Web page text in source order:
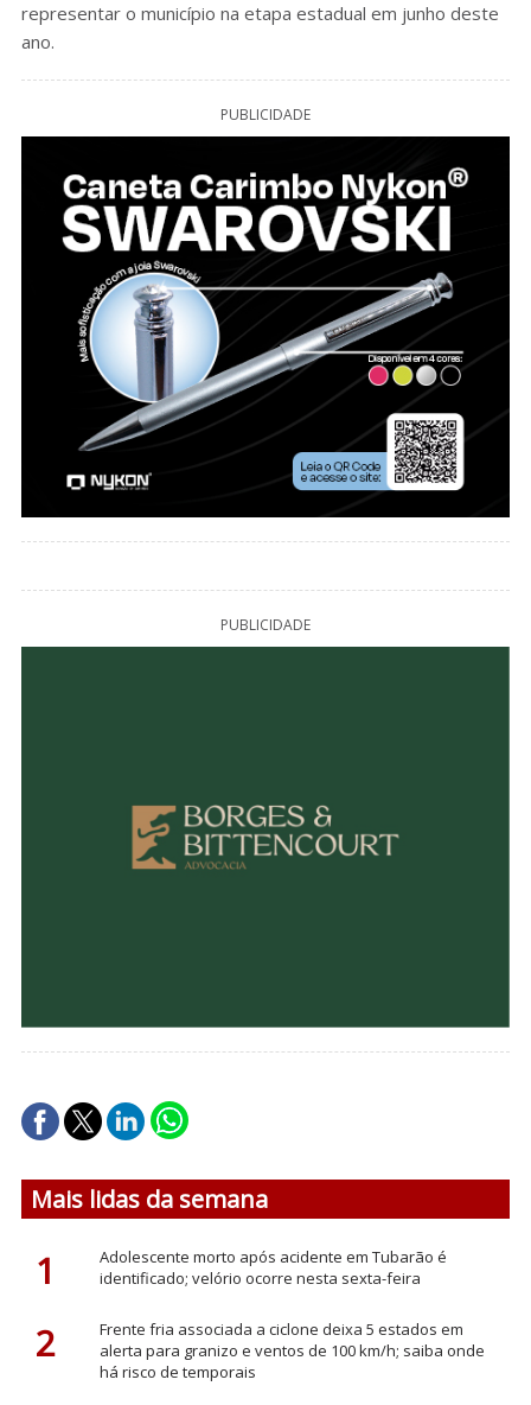
representar o município na etapa estadual em junho deste
ano.
PUBLICIDADE
PUBLICIDADE
Mais lidas da semana
1
Adolescente morto após acidente em Tubarão é
identificado; velório ocorre nesta sexta-feira
2
Frente fria associada a ciclone deixa 5 estados em
alerta para granizo e ventos de 100 km/h; saiba onde
há risco de temporais